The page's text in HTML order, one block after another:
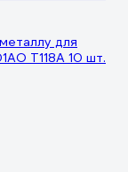
для
T118A 10 шт.